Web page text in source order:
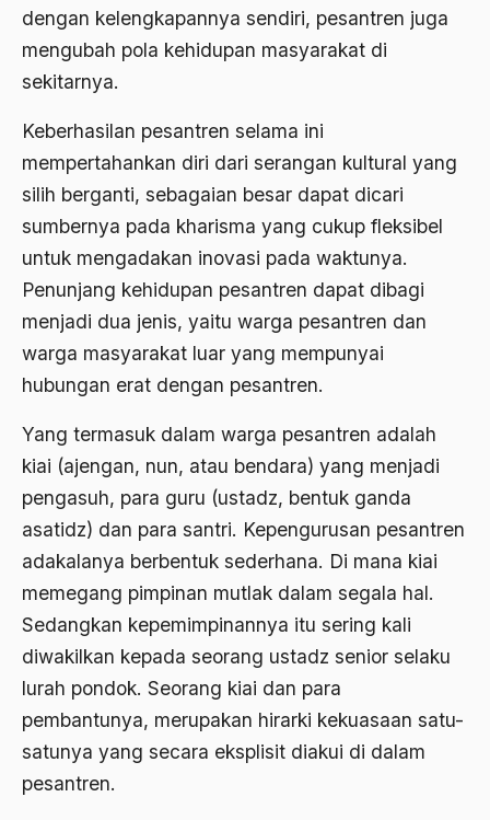
dengan kelengkapannya sendiri, pesantren juga
mengubah pola kehidupan masyarakat di
sekitarnya.
Keberhasilan pesantren selama ini
mempertahankan diri dari serangan kultural yang
silih berganti, sebagaian besar dapat dicari
sumbernya pada kharisma yang cukup fleksibel
untuk mengadakan inovasi pada waktunya.
Penunjang kehidupan pesantren dapat dibagi
menjadi dua jenis, yaitu warga pesantren dan
warga masyarakat luar yang mempunyai
hubungan erat dengan pesantren.
Yang termasuk dalam warga pesantren adalah
kiai (ajengan, nun, atau bendara) yang menjadi
pengasuh, para guru (ustadz, bentuk ganda
asatidz) dan para santri. Kepengurusan pesantren
adakalanya berbentuk sederhana. Di mana kiai
memegang pimpinan mutlak dalam segala hal.
Sedangkan kepemimpinannya itu sering kali
diwakilkan kepada seorang ustadz senior selaku
lurah pondok. Seorang kiai dan para
pembantunya, merupakan hirarki kekuasaan satu-
satunya yang secara eksplisit diakui di dalam
pesantren.
1983
1982
1981
1980
1978
1977
1976
1975
1973
1972
Administrasi Negara
Adnan Buyung Nasution
Adopsi
Adu Pinalti
Advisors
Aera-Europa
Afganistan
Afiliasi Kultural
Afrika utara
agama
Agama & Negara
Agama Asli
Agama Asli Indonesia
Agama dan Negara
Agama dan negaraa
Agama dan Pemerintah
Agama dan Politik
Agama dan Praktis